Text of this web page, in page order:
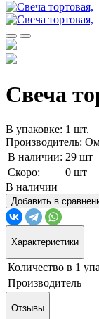
Свеча
В упаковке: 1 шт.
Производитель:
В наличии: 29 шт
Скоро:
0 шт
В наличии
Добавить в
Характеристики
Количество в 1
Производитель
Отзывы